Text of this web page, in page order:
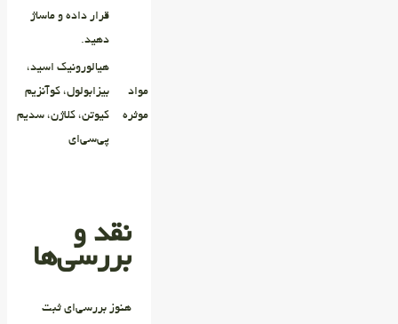
قرار داده و ماساژ
دهید.
مواد
موثره
هیالورونیک اسید،
بیزابولول، کوآنزیم
کیوتن، کلاژن، سدیم
پی‌سی‌ای
نقد و
بررسی‌ها
هنوز بررسی‌ای ثبت